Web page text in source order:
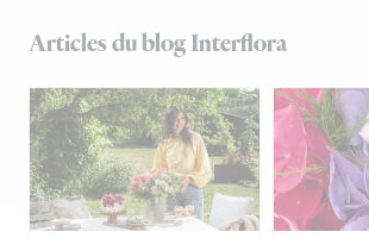
Articles du blog Interflora